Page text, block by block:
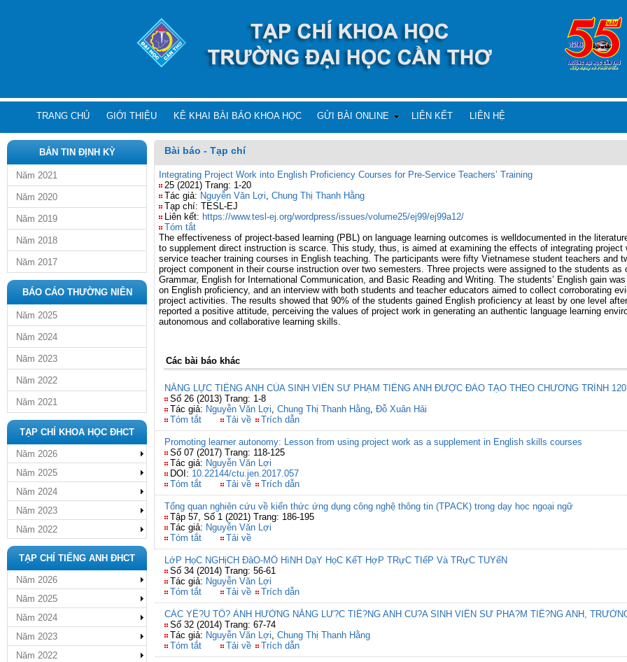
TRANG CHỦ GIỚI THIỆU KÊ KHAI BÀI BÁO KHOA HỌC GỬI BÀI ONLINE LIÊN KẾT LIÊN HỆ
BẢN TIN ĐỊNH KỲ
Năm 2021
Năm 2020
Năm 2019
Năm 2018
Năm 2017
BÁO CÁO THƯỜNG NIÊN
Năm 2025
Năm 2024
Năm 2023
Năm 2022
Năm 2021
TẠP CHÍ KHOA HỌC ĐHCT
Năm 2026
Năm 2025
Năm 2024
Năm 2023
Năm 2022
TẠP CHÍ TIẾNG ANH ĐHCT
Năm 2026
Năm 2025
Năm 2024
Năm 2023
Năm 2022
Bài báo - Tạp chí
Integrating Project Work into English Proficiency Courses for Pre-Service Teachers’ Training
25 (2021) Trang: 1-20
Tác giả: Nguyễn Văn Lợi, Chung Thị Thanh Hằng
Tạp chí: TESL-EJ
Liên kết: https://www.tesl-ej.org/wordpress/issues/volume25/ej99/ej99a12/
Tóm tắt
The effectiveness of project-based learning (PBL) on language learning outcomes is welldocumented in the
to supplement direct instruction is scarce. This study, thus, is aimed at examining the effects of integrating
service teacher training courses in English teaching. The participants were fifty Vietnamese student teachers and
project component in their course instruction over two semesters. Three projects were assigned to the students
Grammar, English for International Communication, and Basic Reading and Writing. The students’ English gain
on English proficiency, and an interview with both students and teacher educators aimed to collect corroborating
project activities. The results showed that 90% of the students gained English proficiency at least by one level
reported a positive attitude, perceiving the values of project work in generating an authentic language learning
autonomous and collaborative learning skills.
Các bài báo khác
NĂNG LỰC TIẾNG ANH CỦA SINH VIÊN SƯ PHẠM TIẾNG ANH ĐƯỢC ĐÀO TẠO THEO CHƯƠNG TRÌNH 120
Số 26 (2013) Trang: 1-8
Tác giả: Nguyễn Văn Lợi, Chung Thị Thanh Hằng, Đỗ Xuân Hải
Tóm tắt
Tải về Trích dẫn
Promoting learner autonomy: Lesson from using project work as a supplement in English skills courses
Số 07 (2017) Trang: 118-125
Tác giả: Nguyễn Văn Lợi
DOI: 10.22144/ctu.jen.2017.057
Tóm tắt
Tải về Trích dẫn
Tổng quan nghiên cứu về kiến thức ứng dụng công nghệ thông tin (TPACK) trong dạy học ngoại ngữ
Tập 57, Số 1 (2021) Trang: 186-195
Tác giả: Nguyễn Văn Lợi
Tóm tắt
Tải về
LớP HọC NGHịCH ĐảO-MÔ HìNH DạY HọC KếT HợP TRựC TIếP Và TRựC TUYếN
Số 34 (2014) Trang: 56-61
Tác giả: Nguyễn Văn Lợi
Tóm tắt
Tải về Trích dẫn
CÁC YÊ?U TÔ? ẢNH HƯỞNG NĂNG LƯ?C TIÊ?NG ANH CU?A SINH VIÊN SƯ PHA?M TIÊ?NG ANH,
Số 32 (2014) Trang: 67-74
Tác giả: Nguyễn Văn Lợi, Chung Thị Thanh Hằng
Tóm tắt
Tải về Trích dẫn